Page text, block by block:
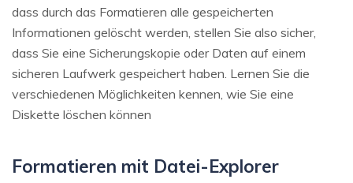
dass durch das Formatieren alle gespeicherten
Informationen gelöscht werden, stellen Sie also sicher,
dass Sie eine Sicherungskopie oder Daten auf einem
sicheren Laufwerk gespeichert haben. Lernen Sie die
verschiedenen Möglichkeiten kennen, wie Sie eine
Diskette löschen können
Formatieren mit Datei-Explorer